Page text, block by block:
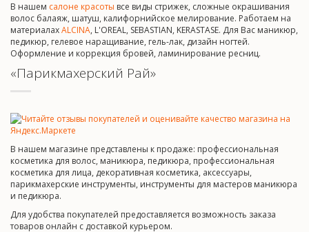
В нашем салоне красоты все виды стрижек, сложные окрашивания
волос балаяж, шатуш, калифорнийское мелирование. Работаем на
материалахALCINA, L'OREAL, SEBASTIAN, KERASTASE. Для Вас маникюр,
педикюр, гелевое наращивание, гель-лак, дизайн ногтей.
Оформление и коррекция бровей, ламинирование ресниц.
«Парикмахерский Рай»
В нашем магазине представлены к продаже: профессиональная
косметика для волос, маникюра, педикюра, профессиональная
косметика для лица, декоративная косметика, аксессуары,
парикмахерские инструменты, инструменты для мастеров маникюра
и педикюра.
Для удобства покупателей предоставляется возможность заказа
товаров онлайн с доставкой курьером.